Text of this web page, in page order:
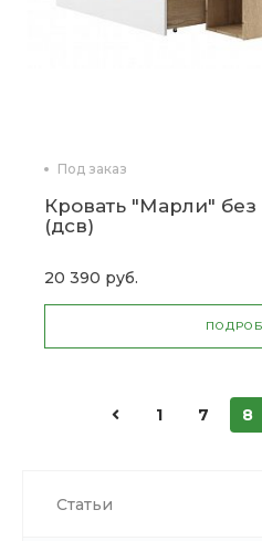
Статьи
Под заказ
Кровать "Марли"
(дсв)
20 390 руб.
1 7 8